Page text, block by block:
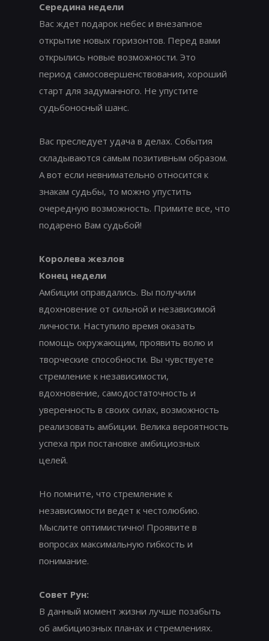
Середина недели
Вас ждет подарок небес и внезапное
открытие новых горизонтов. Перед вами
открылись новые возможности. Это
период самосовершенствования, хороший
старт для задуманного. Не упустите
судьбоносный шанс.
Вас преследует удача в делах. События
складываются самым позитивным образом.
А вот если невнимательно относится к
знакам судьбы, то можно упустить
очередную возможность. Примите все, что
подарено Вам судьбой!
Королева жезлов
Конец недели
Амбиции оправдались. Вы получили
вдохновение от сильной и независимой
личности. Наступило время оказать
помощь окружающим, проявить волю и
творческие способности. Вы чувствуете
стремление к независимости,
вдохновение, самодостаточность и
уверенность в своих силах, возможность
реализовать амбиции. Велика вероятность
успеха при постановке амбициозных
целей.
Но помните, что стремление к
независимости ведет к честолюбию.
Мыслите оптимистично! Проявите в
вопросах максимальную гибкость и
понимание.
Совет Рун:
В данный момент жизни лучше позабыть
об амбициозных планах и стремлениях.